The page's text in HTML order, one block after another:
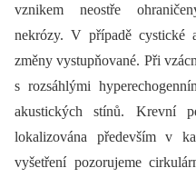
vznikem neostře
nekrózy. V případě cystické
změny vystupňované. Při
s rozsáhlými
akustických stínů. Krevní
lokalizována především v
vyšetření pozorujeme